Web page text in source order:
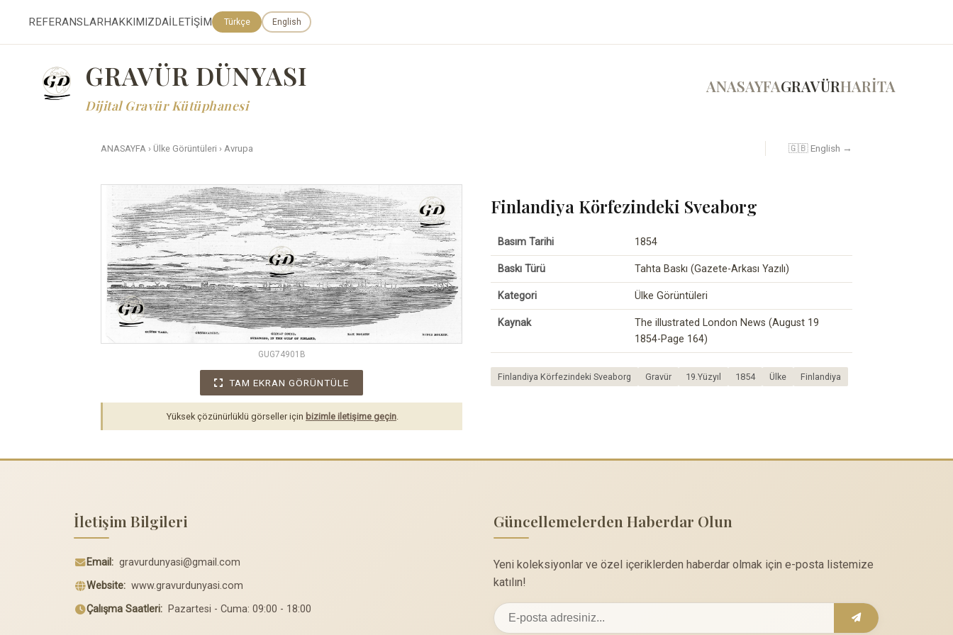
REFERANSLARHAKKIMIZDAİLETİŞİM Türkçe English
GRAVÜR DÜNYASI
Dijital Gravür Kütüphanesi
ANASAYFAGRAVÜRHARİTA
ANASAYFA › Ülke Görüntüleri › Avrupa 🇬🇧 English →
GUG74901B
TAM EKRAN GÖRÜNTÜLE
Yüksek çözünürlüklü görseller için bizimle iletişime geçin.
Finlandiya Körfezindeki Sveaborg
Basım Tarihi 1854
Baskı Türü Tahta Baskı (Gazete-Arkası Yazılı)
Kategori Ülke Görüntüleri
Kaynak
The illustrated London News (August 19
1854-Page 164)
Finlandiya Körfezindeki Sveaborg Gravür 19.Yüzyıl 1854 Ülke Finlandiya
İletişim Bilgileri
Email: gravurdunyasi@gmail.com
Website: www.gravurdunyasi.com
Çalışma Saatleri: Pazartesi - Cuma: 09:00 - 18:00
Güncellemelerden Haberdar Olun
Yeni koleksiyonlar ve özel içeriklerden haberdar olmak için e-posta listemize
katılın!